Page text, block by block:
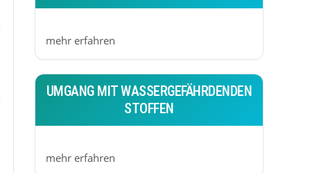
mehr erfahren
UMGANG MIT WASSERGEFÄHRDENDEN
STOFFEN
mehr erfahren